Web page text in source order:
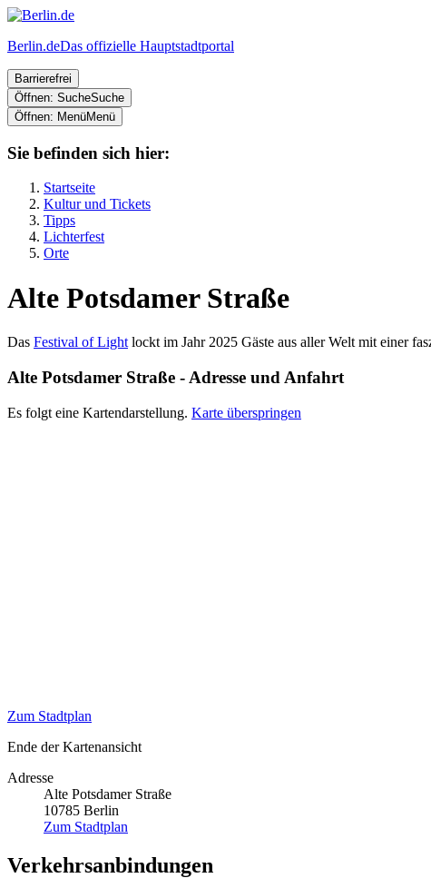
Berlin.deDas offizielle Hauptstadtportal
Barrierefrei
Öffnen: SucheSuche
Öffnen: MenüMenü
Sie befinden sich hier:
Startseite
Kultur und Tickets
Tipps
Lichterfest
Orte
Alte Potsdamer Straße
Das Festival of Light lockt im Jahr 2025 Gäste aus aller Welt mit einer
Alte Potsdamer Straße - Adresse und Anfahrt
Es folgt eine Kartendarstellung. Karte überspringen
Zum Stadtplan
Ende der Kartenansicht
Adresse
Alte Potsdamer Straße
10785 Berlin
Zum Stadtplan
Verkehrsanbindungen